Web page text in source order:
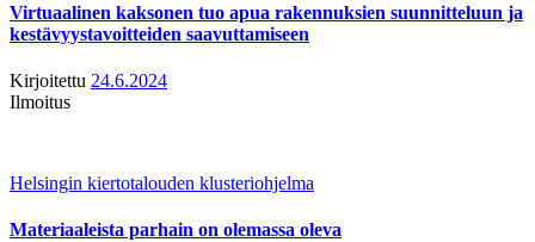
Virtuaalinen kaksonen tuo apua rakennuksien suunnitteluun ja
kestävyystavoitteiden saavuttamiseen
Kirjoitettu 24.6.2024
Ilmoitus
Helsingin kiertotalouden klusteriohjelma
Materiaaleista parhain on olemassa oleva